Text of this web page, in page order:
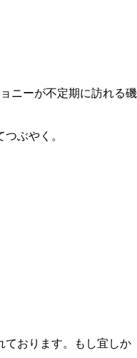
ニーが不定期に訪れる磯
ぶやく。
ております。もし宜しか